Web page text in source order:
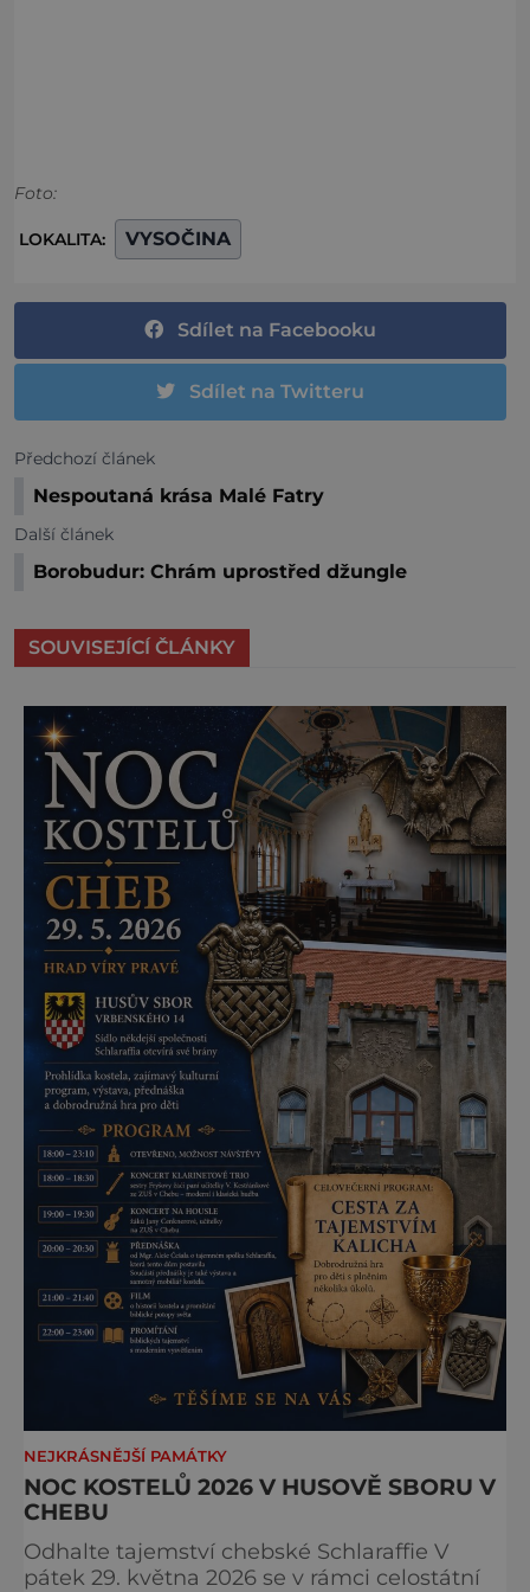
Foto:
LOKALITA: VYSOČINA
Sdílet na Facebooku
Sdílet na Twitteru
Předchozí článek
Nespoutaná krása Malé Fatry
Další článek
Borobudur: Chrám uprostřed džungle
SOUVISEJÍCÍ ČLÁNKY
NEJKRÁSNĚJŠÍ PAMÁTKY
NOC KOSTELŮ 2026 V HUSOVĚ SBORU V
CHEBU
Odhalte tajemství chebské Schlaraffie V
pátek 29. května 2026 se v rámci celostátní